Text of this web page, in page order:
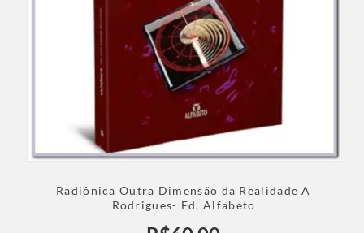
Radiônica Outra Dimensão da Realidade A
Rodrigues- Ed. Alfabeto